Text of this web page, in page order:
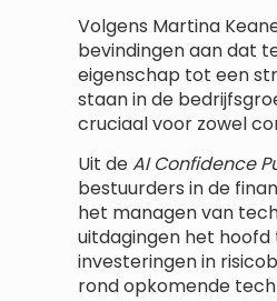
Volgens Martina
bevindingen aan dat
eigenschap tot een
staan ​​in de
cruciaal voor zowel
Uit deAI Confidence
bestuurders in de
het managen van
uitdagingen het hoofd
investeringen in
rond opkomende